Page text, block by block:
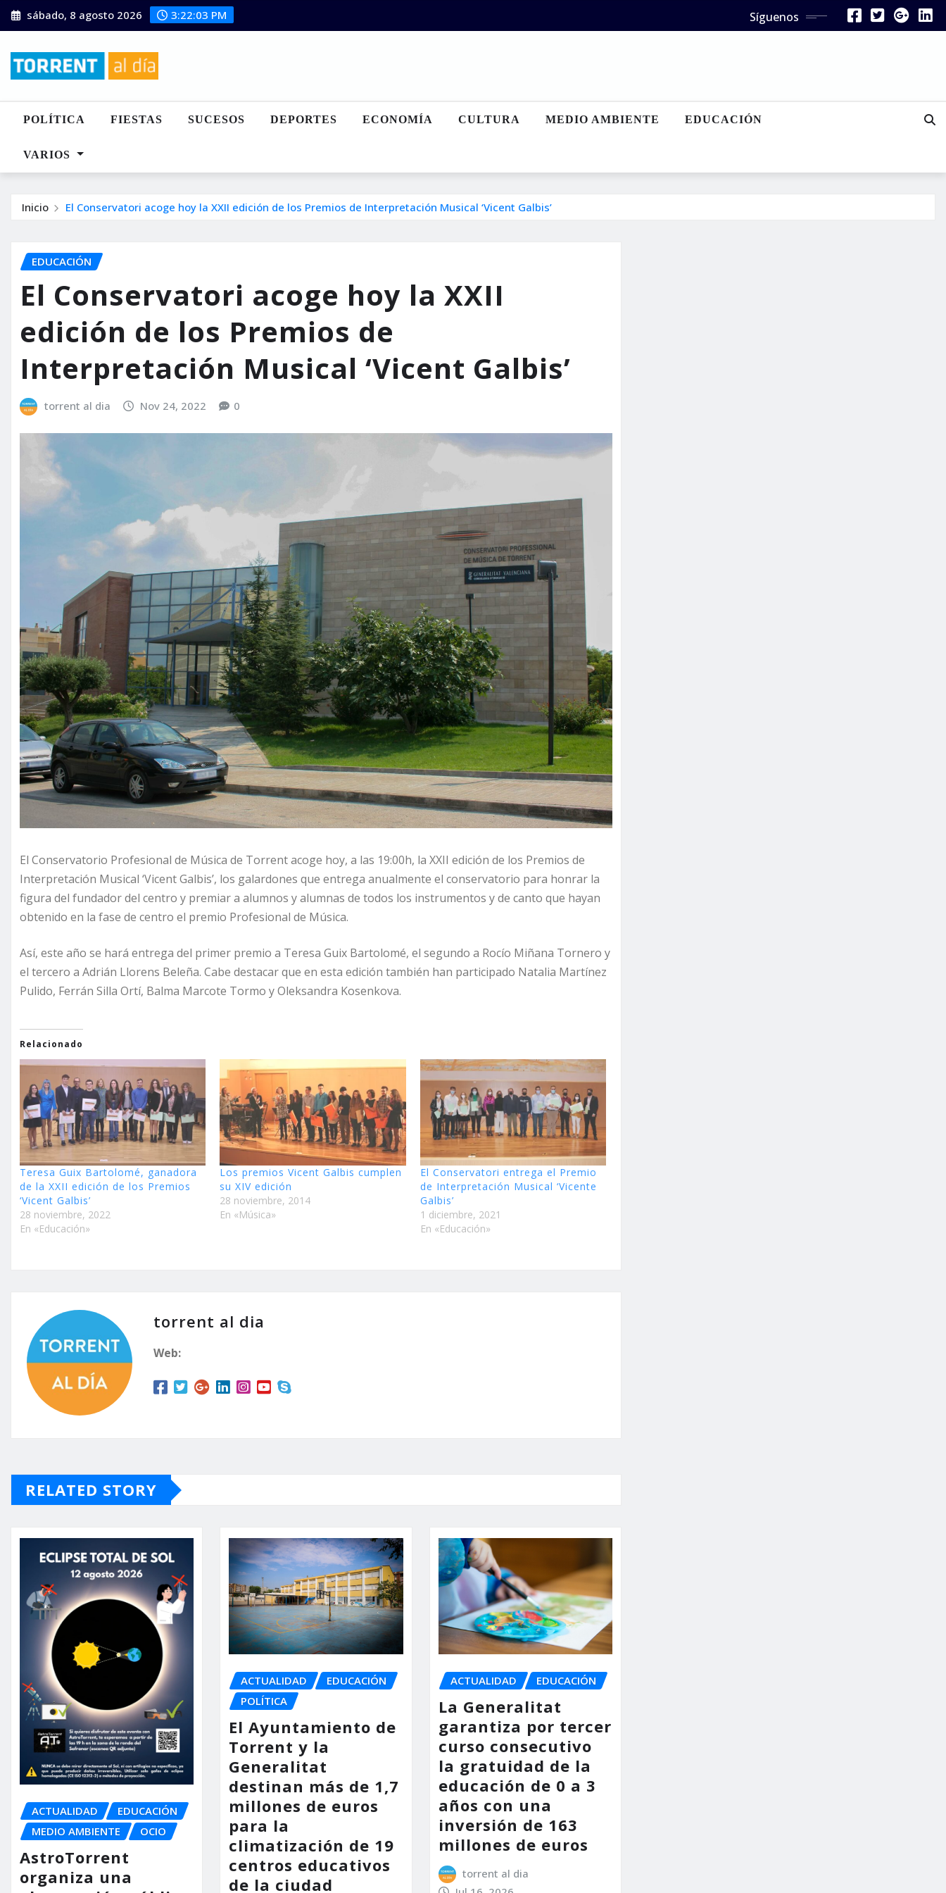
Saltar
al
sábado, 8 agosto 2026 3:22:05 PM Síguenos
POLÍTICA FIESTAS SUCESOS DEPORTES ECONOMÍA CULTURA MEDIO AMBIENTE EDUCACIÓN
VARIOS
Inicio El Conservatori acoge hoy la XXII edición de los Premios de Interpretación Musical ‘Vicent Galbis’
EDUCACIÓN
El Conservatori acoge hoy la XXII
edición de los Premios de
Interpretación Musical ‘Vicent Galbis’
torrent al dia Nov 24, 2022 0
El Conservatorio Profesional de Música de Torrent acoge hoy, a las 19:00h, la XXII edición de los Premios de
Interpretación Musical ‘Vicent Galbis’, los galardones que entrega anualmente el conservatorio para honrar la
figura del fundador del centro y premiar a alumnos y alumnas de todos los instrumentos y de canto que hayan
obtenido en la fase de centro el premio Profesional de Música.
Así, este año se hará entrega del primer premio a Teresa Guix Bartolomé, el segundo a Rocío Miñana Tornero y
el tercero a Adrián Llorens Beleña. Cabe destacar que en esta edición también han participado Natalia Martínez
Pulido, Ferrán Silla Ortí, Balma Marcote Tormo y Oleksandra Kosenkova.
Relacionado
Teresa Guix Bartolomé, ganadora
de la XXII edición de los Premios
‘Vicent Galbis’
28 noviembre, 2022
En «Educación»
Los premios Vicent Galbis cumplen
su XIV edición
28 noviembre, 2014
En «Música»
El Conservatori entrega el Premio
de Interpretación Musical ‘Vicente
Galbis’
1 diciembre, 2021
En «Educación»
torrent al dia
Web:
RELATED STORY
ACTUALIDAD
EDUCACIÓN
MEDIO AMBIENTE
OCIO
AstroTorrent
organiza una
ACTUALIDAD
EDUCACIÓN
POLÍTICA
El Ayuntamiento de
Torrent y la
Generalitat
destinan más de 1,7
millones de euros
para la
climatización de 19
centros educativos
de la ciudad
ACTUALIDAD EDUCACIÓN
La Generalitat
garantiza por tercer
curso consecutivo
la gratuidad de la
educación de 0 a 3
años con una
inversión de 163
millones de euros
torrent al dia